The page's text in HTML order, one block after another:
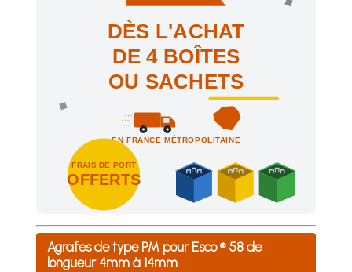
DÈS L'ACHAT
DE 4 BOÎTES
OU SACHETS
EN FRANCE MÉTROPOLITAINE
FRAIS DE PORT
OFFERTS
Achetez 4 sachets ou boîtes d'agrafes ou de pointes et
Agrafes de type PM pour Esco ® 58 de
longueur 4mm à 14mm